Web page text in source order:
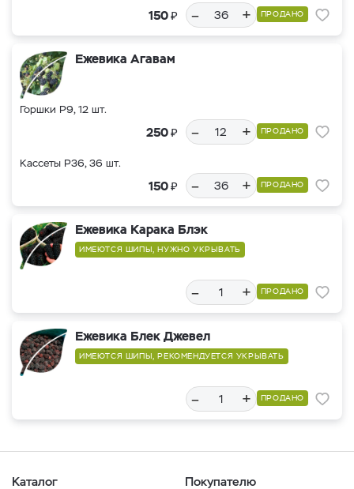
150₽ – + ПРОДАНО
Ежевика Агавам
Горшки Р9, 12 шт.
250₽ – + ПРОДАНО
Кассеты Р36, 36 шт.
150₽ – + ПРОДАНО
Ежевика Карака Блэк
ИМЕЮТСЯ ШИПЫ, НУЖНО УКРЫВАТЬ
– + ПРОДАНО
Ежевика Блек Джевел
ИМЕЮТСЯ ШИПЫ, РЕКОМЕНДУЕТСЯ УКРЫВАТЬ
– + ПРОДАНО
Каталог Покупателю